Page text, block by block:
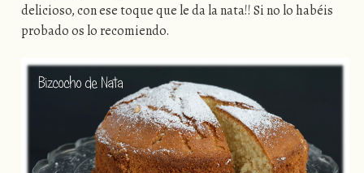
delicioso, con ese toque que le da la nata!! Si no lo habéis
probado os lo recomiendo.